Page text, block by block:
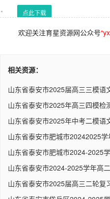
点此下载
欢迎关注育星资源网公众号
相关资源：
山东省泰安市2025届高三三模语
山东省泰安市2025年高三四模检
山东省泰安市2025年中考二模语
山东省泰安市肥城市20242025
山东省泰安市肥城市2024-2025
山东省泰安市2024-2025学年高
山东省泰安市2025届高三二轮复